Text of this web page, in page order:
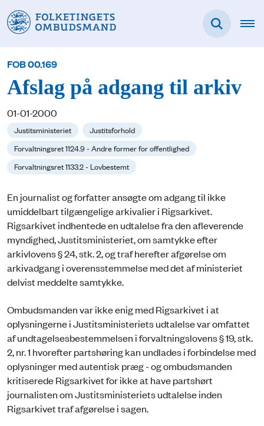
FOB 00.169
Afslag på adgang til arkiv
01-01-2000
Justitsministeriet
Justitsforhold
Forvaltningsret 1124.9 - Andre former for offentlighed
Forvaltningsret 1133.2 - Lovbestemt
En journalist og forfatter ansøgte om adgang til ikke
umiddelbart tilgængelige arkivalier i Rigsarkivet.
Rigsarkivet indhentede en udtalelse fra den afleverende
myndighed, Justitsministeriet, om samtykke efter
arkivlovens § 24, stk. 2, og traf herefter afgørelse om
arkivadgang i overensstemmelse med det af ministeriet
delvist meddelte samtykke.
Ombudsmanden var ikke enig med Rigsarkivet i at
oplysningerne i Justitsministeriets udtalelse var omfattet
af undtagelsesbestemmelsen i forvaltningslovens § 19, stk.
2, nr. 1 hvorefter partshøring kan undlades i forbindelse med
oplysninger med autentisk præg - og ombudsmanden
kritiserede Rigsarkivet for ikke at have partshørt
journalisten om Justitsministeriets udtalelse inden
Rigsarkivet traf afgørelse i sagen.